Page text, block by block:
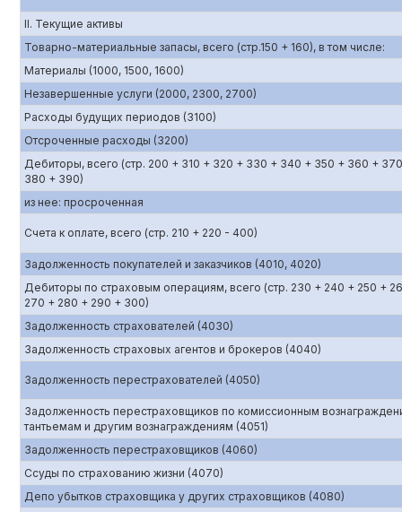
II. Текущие активы
Товарно-материальные запасы, всего (стр.150 + 160), в том числе:
Материалы (1000, 1500, 1600)
Незавершенные услуги (2000, 2300, 2700)
Расходы будущих периодов (3100)
Отсроченные расходы (3200)
Дебиторы, всего (стр. 200 + 310 + 320 + 330 + 340 + 350 + 360 +
380 + 390)
из нее: просроченная
Счета к оплате, всего (стр. 210 + 220 - 400)
Задолженность покупателей и заказчиков (4010, 4020)
Дебиторы по страховым операциям, всего (стр. 230 + 240 + 250 +
270 + 280 + 290 + 300)
Задолженность страхователей (4030)
Задолженность страховых агентов и брокеров (4040)
Задолженность перестрахователей (4050)
Задолженность перестраховщиков по комиссионным
тантьемам и другим вознаграждениям (4051)
Задолженность перестраховщиков (4060)
Ссуды по страхованию жизни (4070)
Депо убытков страховщика у других страховщиков (4080)